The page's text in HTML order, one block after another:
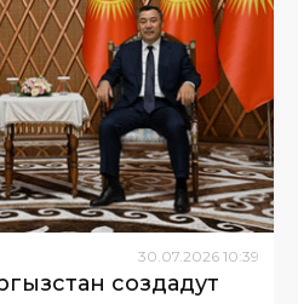
30 07 2026 10:39
создадут